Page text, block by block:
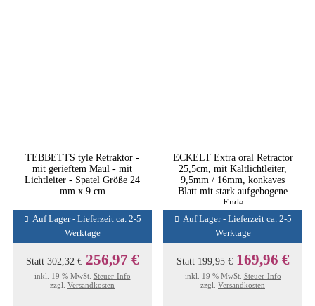
TEBBETTS tyle Retraktor -
mit gerieftem Maul - mit
Lichtleiter - Spatel Größe 24
mm x 9 cm
Auf Lager - Lieferzeit ca. 2-5
Werktage
Statt302,32 € 256,97 €
inkl. 19 % MwSt. Steuer-Info
zzgl. Versandkosten
ECKELT Extra oral Retractor
25,5cm, mit Kaltlichtleiter,
9,5mm / 16mm, konkaves
Blatt mit stark aufgebogene
Ende
Auf Lager - Lieferzeit ca. 2-5
Werktage
Statt199,95 € 169,96 €
inkl. 19 % MwSt. Steuer-Info
zzgl. Versandkosten